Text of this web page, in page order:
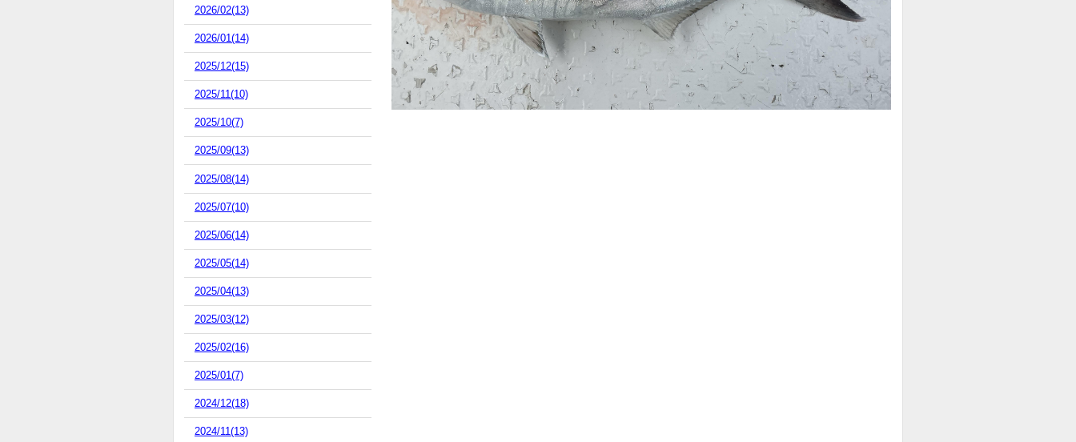
2026/02(13)
2026/01(14)
2025/12(15)
2025/11(10)
2025/10(7)
2025/09(13)
2025/08(14)
2025/07(10)
2025/06(14)
2025/05(14)
2025/04(13)
2025/03(12)
2025/02(16)
2025/01(7)
2024/12(18)
2024/11(13)